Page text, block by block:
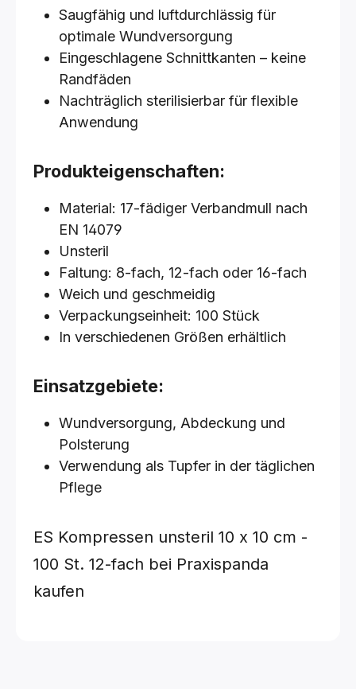
Saugfähig und luftdurchlässig für
optimale Wundversorgung
Eingeschlagene Schnittkanten – keine
Randfäden
Nachträglich sterilisierbar für flexible
Anwendung
Produkteigenschaften:
Material: 17-fädiger Verbandmull nach
EN 14079
Unsteril
Faltung: 8-fach, 12-fach oder 16-fach
Weich und geschmeidig
Verpackungseinheit: 100 Stück
In verschiedenen Größen erhältlich
Einsatzgebiete:
Wundversorgung, Abdeckung und
Polsterung
Verwendung als Tupfer in der täglichen
Pflege
ES Kompressen unsteril 10 x 10 cm -
100 St. 12-fach bei Praxispanda
kaufen